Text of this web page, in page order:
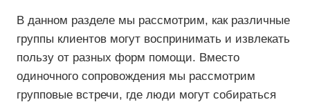
В данном разделе мы рассмотрим, как различные
группы клиентов могут воспринимать и извлекать
пользу от разных форм помощи. Вместо
одиночного сопровождения мы рассмотрим
групповые встречи, где люди могут собираться